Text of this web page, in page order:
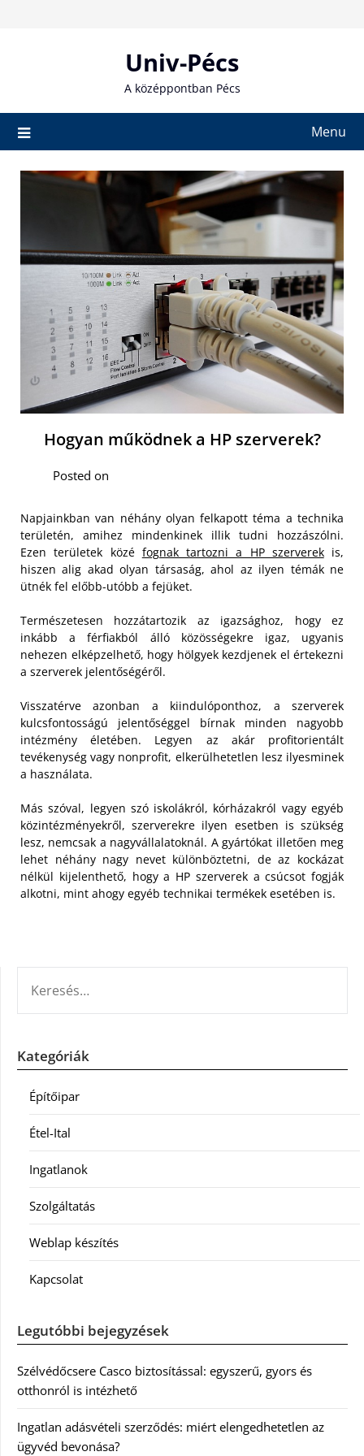
Univ-Pécs
A középpontban Pécs
Menu
Hogyan működnek a HP szerverek?
Posted on
Napjainkban van néhány olyan felkapott téma a technika
területén, amihez mindenkinek illik tudni hozzászólni.
Ezen területek közé fognak tartozni a HP szerverekis,
hiszen alig akad olyan társaság, ahol az ilyen témák ne
ütnék fel előbb-utóbb a fejüket.
Természetesen hozzátartozik az igazsághoz, hogy ez
inkább a férfiakból álló közösségekre igaz, ugyanis
nehezen elképzelhető, hogy hölgyek kezdjenek el értekezni
a szerverek jelentőségéről.
Visszatérve azonban a kiindulóponthoz, a szerverek
kulcsfontosságú jelentőséggel bírnak minden nagyobb
intézmény életében. Legyen az akár profitorientált
tevékenység vagy nonprofit, elkerülhetetlen lesz ilyesminek
a használata.
Más szóval, legyen szó iskolákról, kórházakról vagy egyéb
közintézményekről, szerverekre ilyen esetben is szükség
lesz, nemcsak a nagyvállalatoknál. A gyártókat illetően meg
lehet néhány nagy nevet különböztetni, de az kockázat
nélkül kijelenthető, hogy a HP szerverek a csúcsot fogják
alkotni, mint ahogy egyéb technikai termékek esetében is.
Kategóriák
Építőipar
Étel-Ital
Ingatlanok
Szolgáltatás
Weblap készítés
Kapcsolat
Legutóbbi bejegyzések
Szélvédőcsere Casco biztosítással: egyszerű, gyors és
otthonról is intézhető
Ingatlan adásvételi szerződés: miért elengedhetetlen az
ügyvéd bevonása?